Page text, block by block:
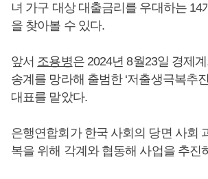
녀 가구 대상 대출금리를 우대하는 14
을 찾아볼 수 있다.
앞서 조용병은 2024년 8월23일 경제
송계를 망라해 출범한 ‘저출생극복추
대표를 맡았다.
은행연합회가 한국 사회의 당면 사회
복을 위해 각계와 협동해 사업을 추진